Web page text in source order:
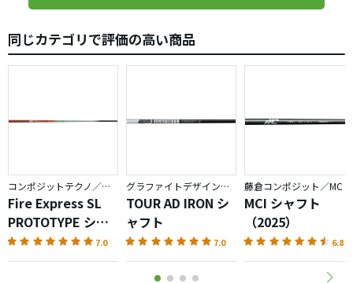
同じカテゴリで評価の高い商品
コンポジットテクノ／ファイアーエクスプレス
Fire Express SL
PROTOTYPE シャ
フト
7.0
グラファイトデザイン／TOUR AD
TOUR AD IRON シ
ャフト
7.0
藤倉コンポジット／MC
MCI シャフト
（2025）
6.8